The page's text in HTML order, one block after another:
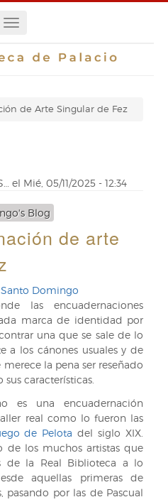
Navegación
principal
de Arte Singular de Fez
el Mié, 05/11/2025 - 12:34
Blog
de arte
Santo Domingo
las encuadernaciones
marca de identidad por
una que se sale de lo
a los cánones usuales y de
la pena ser reseñado
características.
es una encuadernación
real como lo fueron las
de Pelota del siglo XIX.
de los muchos artistas que
de la Real Biblioteca a lo
aquellas primeras de
pasando por las de Pascual